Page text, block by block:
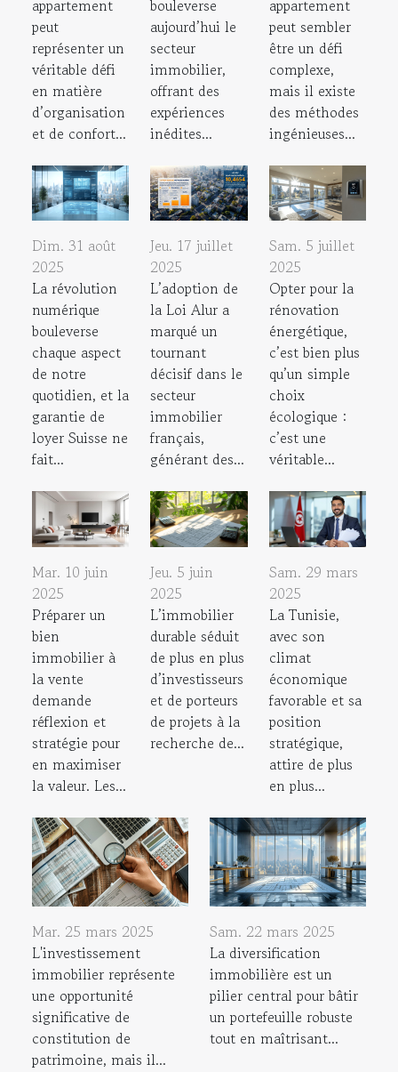
appartement
peut
représenter un
véritable défi
en matière
d’organisation
et de confort...
bouleverse
aujourd’hui le
secteur
immobilier,
offrant des
expériences
inédites...
appartement
peut sembler
être un défi
complexe,
mais il existe
des méthodes
ingénieuses...
Dim. 31 août
2025
La révolution
numérique
bouleverse
chaque aspect
de notre
quotidien, et la
garantie de
loyer Suisse ne
fait...
Jeu. 17 juillet
2025
L’adoption de
la Loi Alur a
marqué un
tournant
décisif dans le
secteur
immobilier
français,
générant des...
Sam. 5 juillet
2025
Opter pour la
rénovation
énergétique,
c’est bien plus
qu’un simple
choix
écologique :
c’est une
véritable...
Mar. 10 juin
2025
Préparer un
bien
immobilier à
la vente
demande
réflexion et
stratégie pour
en maximiser
la valeur. Les...
Jeu. 5 juin
2025
L’immobilier
durable séduit
de plus en plus
d’investisseurs
et de porteurs
de projets à la
recherche de...
Sam. 29 mars
2025
La Tunisie,
avec son
climat
économique
favorable et sa
position
stratégique,
attire de plus
en plus...
Mar. 25 mars 2025
L'investissement
immobilier représente
une opportunité
significative de
constitution de
patrimoine, mais il...
Sam. 22 mars 2025
La diversification
immobilière est un
pilier central pour bâtir
un portefeuille robuste
tout en maîtrisant...